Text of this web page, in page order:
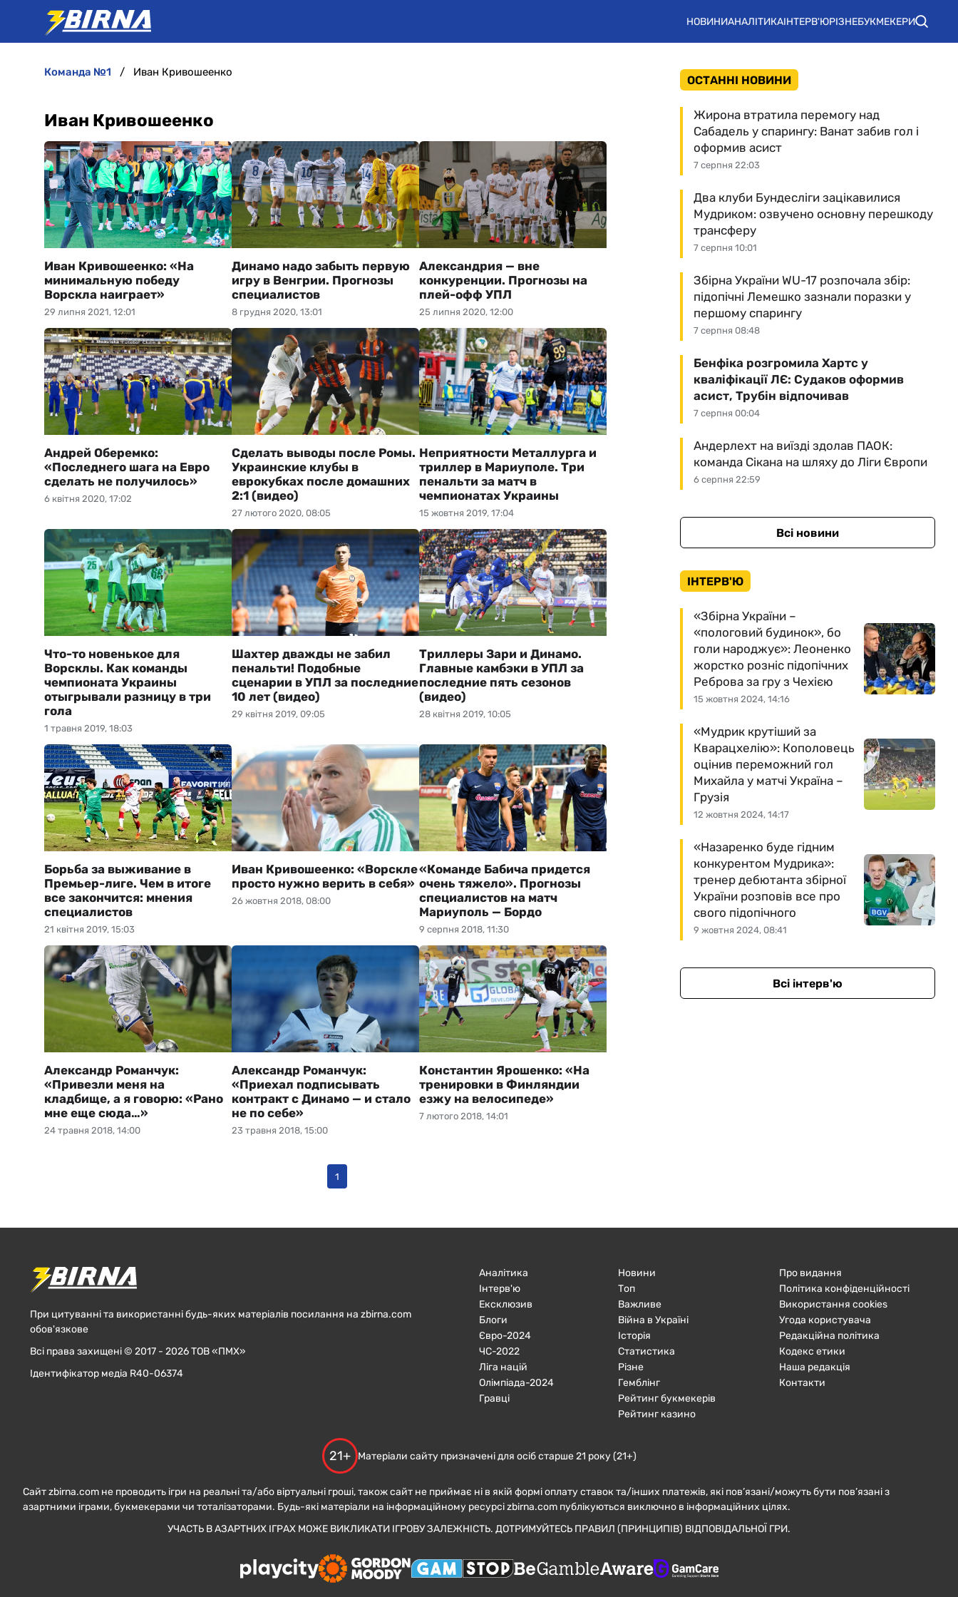
НОВИНИАНАЛІТИКАІНТЕРВ'ЮРІЗНЕБУКМЕКЕРИ
команда №1 Иван Кривошеенко
Иван Кривошеенко
29 липня 2021, 12:01
Иван Кривошеенко: «На
минимальную победу
Ворскла наиграет»
8 грудня 2020, 13:01
Динамо надо забыть первую
игру в Венгрии. Прогнозы
специалистов
25 липня 2020, 12:00
Александрия — вне
конкуренции. Прогнозы на
плей-офф УПЛ
6 квітня 2020, 17:02
Андрей Оберемко:
«Последнего шага на Евро
сделать не получилось»
27 лютого 2020, 08:05
Сделать выводы после Ромы.
Украинские клубы в
еврокубках после домашних
2:1 (видео)
15 жовтня 2019, 17:04
Неприятности Металлурга и
триллер в Мариуполе. Три
пенальти за матч в
чемпионатах Украины
1 травня 2019, 18:03
Что-то новенькое для
Ворсклы. Как команды
чемпионата Украины
отыгрывали разницу в три
гола
29 квітня 2019, 09:05
Шахтер дважды не забил
пенальти! Подобные
сценарии в УПЛ за последние
10 лет (видео)
28 квітня 2019, 10:05
Триллеры Зари и Динамо.
Главные камбэки в УПЛ за
последние пять сезонов
(видео)
21 квітня 2019, 15:03
Борьба за выживание в
Премьер-лиге. Чем в итоге
все закончится: мнения
специалистов
26 жовтня 2018, 08:00
Иван Кривошеенко: «Ворскле
просто нужно верить в себя»
9 серпня 2018, 11:30
«Команде Бабича придется
очень тяжело». Прогнозы
специалистов на матч
Мариуполь — Бордо
24 травня 2018, 14:00
Александр Романчук:
«Привезли меня на
кладбище, а я говорю: «Рано
мне еще сюда…»
23 травня 2018, 15:00
Александр Романчук:
«Приехал подписывать
контракт с Динамо — и стало
не по себе»
7 лютого 2018, 14:01
Константин Ярошенко: «На
тренировки в Финляндии
езжу на велосипеде»
1
ОСТАННІ НОВИНИ
7 серпня 22:03
Жирона втратила перемогу над
Сабадель у спарингу: Ванат забив гол і
оформив асист
7 серпня 10:01
Два клуби Бундесліги зацікавилися
Мудриком: озвучено основну перешкоду
трансферу
7 серпня 08:48
Збірна України WU-17 розпочала збір:
підопічні Лемешко зазнали поразки у
першому спарингу
7 серпня 00:04
Бенфіка розгромила Хартс у
кваліфікації ЛЄ: Судаков оформив
асист, Трубін відпочивав
6 серпня 22:59
Андерлехт на виїзді здолав ПАОК:
команда Сікана на шляху до Ліги Європи
Всі новини
ІНТЕРВ'Ю
15 жовтня 2024, 14:16
«Збірна України –
«пологовий будинок», бо
голи народжує»: Леоненко
жорстко розніс підопічних
Реброва за гру з Чехією
12 жовтня 2024, 14:17
«Мудрик крутіший за
Кварацхелію»: Кополовець
оцінив переможний гол
Михайла у матчі Україна –
Грузія
9 жовтня 2024, 08:41
«Назаренко буде гідним
конкурентом Мудрика»:
тренер дебютанта збірної
України розповів все про
свого підопічного
Всі інтерв'ю
При цитуванні та використанні будь-яких матеріалів посилання на zbirna.com
обов'язкове
Всі права захищені © 2017 - 2026 ТОВ «ПМХ»
Ідентифікатор медіа R40-06374
Аналітика
Інтерв'ю
Ексклюзив
Блоги
Євро-2024
ЧC-2022
Ліга націй
Олімпіада-2024
Гравці
Новини
Топ
Важливе
Війна в Україні
Історія
Статистика
Різне
Гемблінг
Рейтинг букмекерів
Рейтинг казино
Про видання
Політика конфіденційності
Використання cookies
Угода користувача
Редакційна політика
Кодекс етики
Наша редакція
Контакти
21+ Матеріали сайту призначені для осіб старше 21 року (21+)
Сайт zbirna.com не проводить ігри на реальні та/або віртуальні гроші, також сайт не приймає ні в якій формі оплату ставок та/інших платежів, які пов’язані/можуть бути пов’язані з
азартними іграми, букмекерами чи тоталізаторами. Будь-які матеріали на інформаційному ресурсі zbirna.com публікуються виключно в інформаційних цілях.
УЧАСТЬ В АЗАРТНИХ ІГРАХ МОЖЕ ВИКЛИКАТИ ІГРОВУ ЗАЛЕЖНІСТЬ. ДОТРИМУЙТЕСЬ ПРАВИЛ (ПРИНЦИПІВ) ВІДПОВІДАЛЬНОЇ ГРИ.